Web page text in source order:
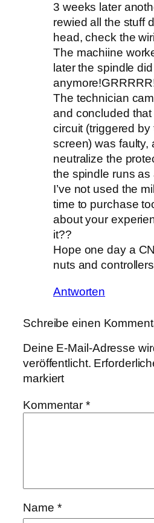
3 weeks later
rewied all the stuff
head, check the
The machiine
later the spindle
The technician
and concluded
circuit (triggered
screen) was faulty,
neutralize the
the spindle runs
I’ve not used the
time to purchase
about your
it??
Hope one day a
nuts and
Antworten
Schreibe einen
Deine E-Mail-Adresse
veröffentlicht.
markiert
Kommentar*
Name *